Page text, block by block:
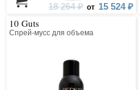
18 264 ₽ от 15 524 ₽
10 Guts
Спрей-мусс для объема